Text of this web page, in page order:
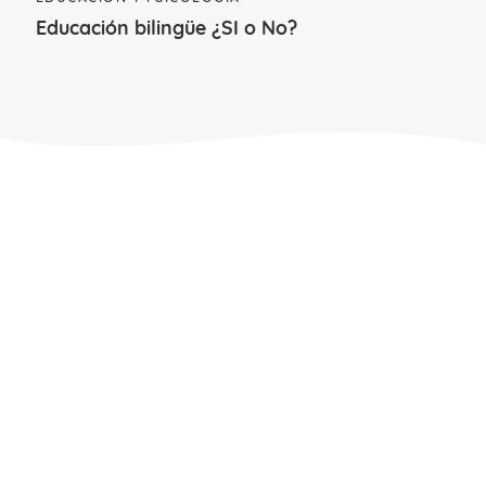
Al idear nuevas formas de resolver un
Educación bilingüe ¿SI o No?